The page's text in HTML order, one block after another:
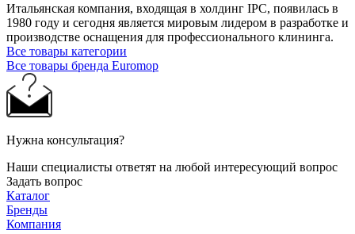
Итальянская компания, входящая в холдинг IPC, появилась в
1980 году и сегодня является мировым лидером в разработке и
производстве оснащения для профессионального клининга.
Все товары категории
Все товары бренда Euromop
Нужна консультация?
Наши специалисты ответят на любой интересующий вопрос
Задать вопрос
Каталог
Бренды
Компания